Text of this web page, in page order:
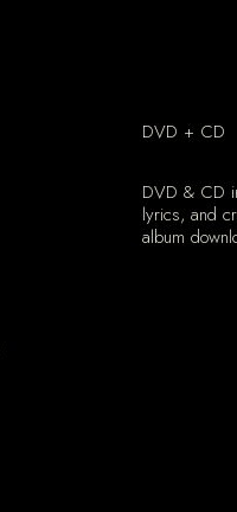
DVD + CD
DVD & CD
lyrics, and
album